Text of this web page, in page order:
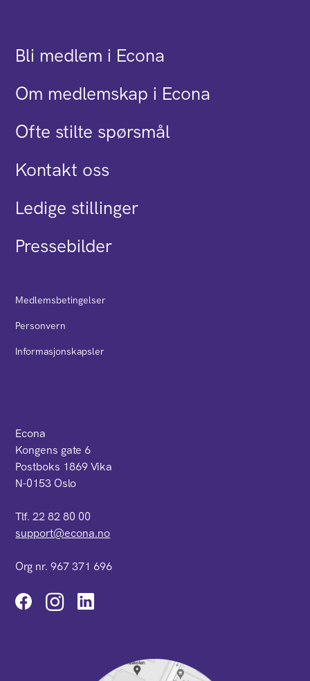
Bli medlem i Econa
Om medlemskap i Econa
Ofte stilte spørsmål
Kontakt oss
Ledige stillinger
Pressebilder
Medlemsbetingelser
Personvern
Informasjonskapsler
Econa
Kongens gate 6
Postboks 1869 Vika
N-0153 Oslo
Tlf. 22 82 80 00
support@econa.no
Org nr. 967 371 696
Instagram